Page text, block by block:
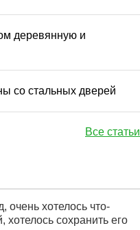
деревянную и
со стальных дверей
Все статьи
очень хотелось что-
сохранить его